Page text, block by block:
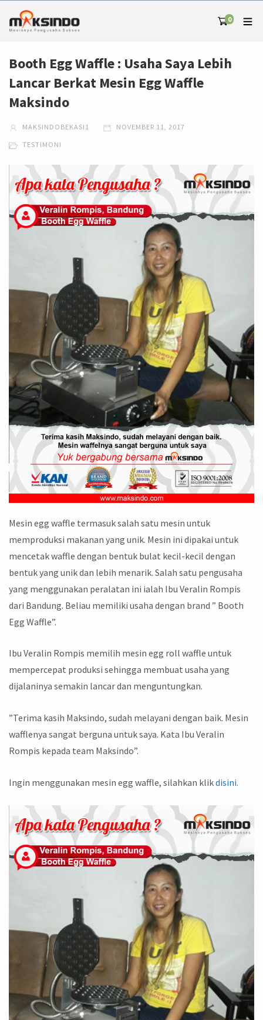
0
Booth Egg Waffle : Usaha Saya Lebih
Lancar Berkat Mesin Egg Waffle
Maksindo
MAKSINDOBEKASI1 NOVEMBER 11, 2017
TESTIMONI
Mesin egg waffle termasuk salah satu mesin untuk
memproduksi makanan yang unik. Mesin ini dipakai untuk
mencetak waffle dengan bentuk bulat kecil-kecil dengan
bentuk yang unik dan lebih menarik. Salah satu pengusaha
yang menggunakan peralatan ini ialah Ibu Veralin Rompis
dari Bandung. Beliau memiliki usaha dengan brand ” Booth
Egg Waffle”.
Ibu Veralin Rompis memilih mesin egg roll waffle untuk
mempercepat produksi sehingga membuat usaha yang
dijalaninya semakin lancar dan menguntungkan.
”Terima kasih Maksindo, sudah melayani dengan baik. Mesin
wafflenya sangat berguna untuk saya. Kata Ibu Veralin
Rompis kepada team Maksindo”.
Ingin menggunakan mesin egg waffle, silahkan klikdisini.